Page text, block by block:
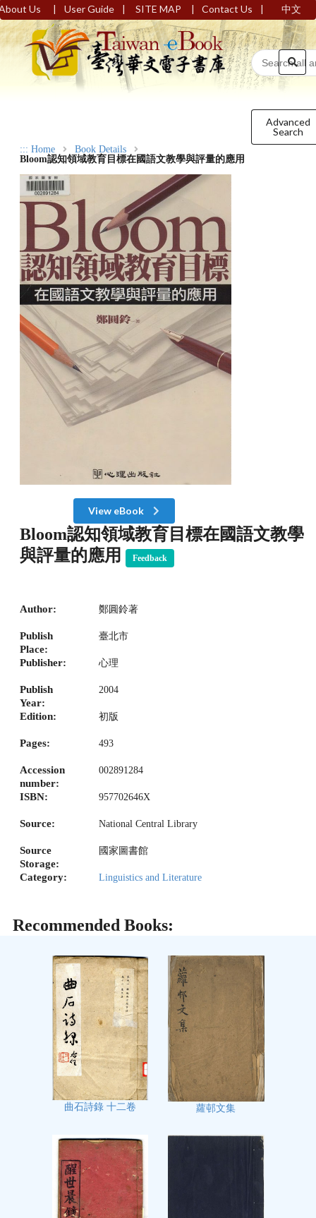
Us | User Guide | SITE MAP | Contact Us | 中文
Advanced
Search
::: Home
Book Details
Bloom認知領域教育目標在國語文教學與評量的應用
View eBook
Bloom認知領域教育目標在國語文教學
與評量的應用
Feedback
Author: 鄭圓鈴著
Publish
Place:
臺北市
Publisher: 心理
Publish
Year:
2004
Edition: 初版
Pages: 493
Accession
number:
002891284
ISBN: 957702646X
Source: National Central Library
Source
Storage:
國家圖書館
Category: Linguistics and Literature
Recommended Books:
曲石詩錄 十二卷 蘿邨文集